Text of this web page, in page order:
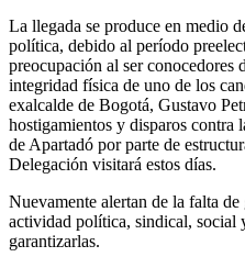
La llegada se produce en medio
política, debido al período
preocupación al ser conocedores
integridad física de uno de los
exalcalde de Bogotá, Gustavo
hostigamientos y disparos contra
de Apartadó por parte de
Delegación visitará estos días.
Nuevamente alertan de la falta
actividad política, sindical, social
garantizarlas.